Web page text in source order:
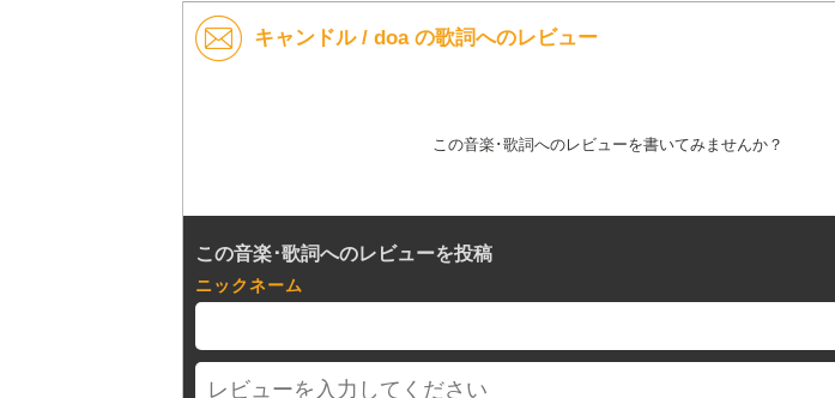
キャンドル / doa の歌詞へのレビュー
この音楽･歌詞へのレビューを書いてみませんか？
この音楽･歌詞へのレビューを投稿
ニックネーム